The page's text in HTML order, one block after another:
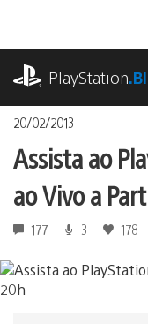
o
conteúdoPlayStation
20/02/2013
Assista ao
ao Vivo a
177 3 178